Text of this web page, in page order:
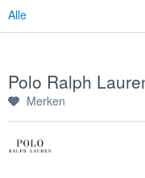
Alle
Polo Ralph
Merken